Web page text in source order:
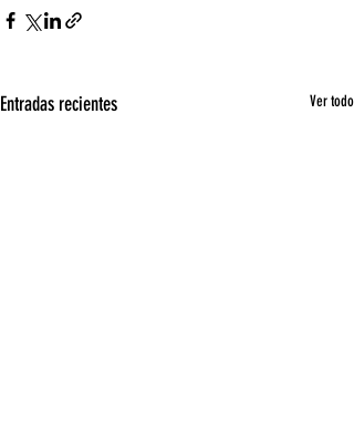
Entradas recientes Ver todo